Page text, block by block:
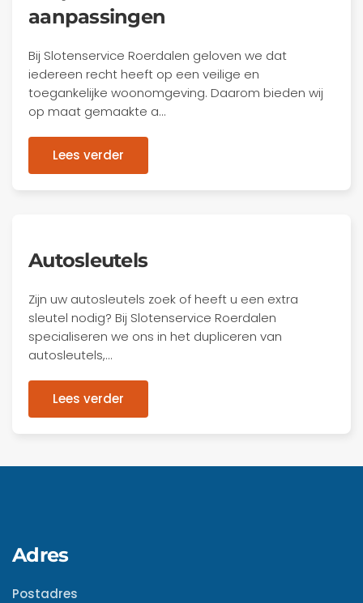
aanpassingen
Bij Slotenservice Roerdalen geloven we dat
iedereen recht heeft op een veilige en
toegankelijke woonomgeving. Daarom bieden wij
op maat gemaakte a…
Lees verder
Autosleutels
Zijn uw autosleutels zoek of heeft u een extra
sleutel nodig? Bij Slotenservice Roerdalen
specialiseren we ons in het dupliceren van
autosleutels,…
Lees verder
Adres
Postadres